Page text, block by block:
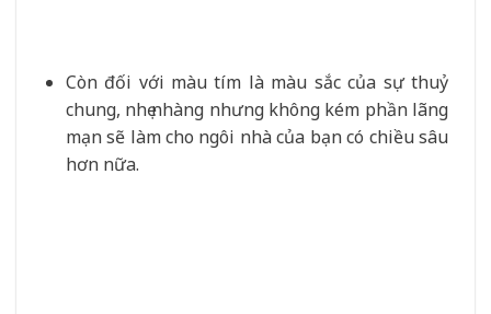
Còn đối với màu tím là màu sắc của sự thuỷ
chung, nhẹ nhàng nhưng không kém phần lãng
mạn sẽ làm cho ngôi nhà của bạn có chiều sâu
hơn nữa.